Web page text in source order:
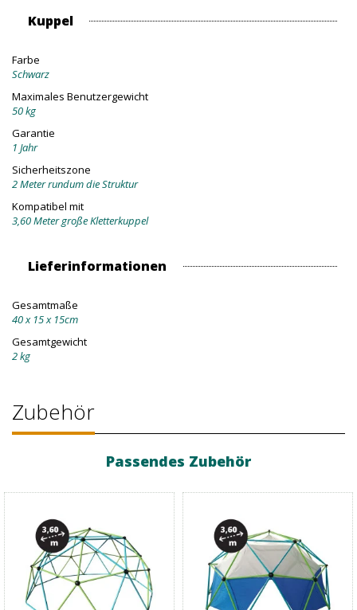
Kuppel
Farbe
Schwarz
Maximales Benutzergewicht
50 kg
Garantie
1 Jahr
Sicherheitszone
2 Meter rundum die Struktur
Kompatibel mit
3,60 Meter große Kletterkuppel
Lieferinformationen
Gesamtmaße
40 x 15 x 15cm
Gesamtgewicht
2 kg
Zubehör
Passendes Zubehör